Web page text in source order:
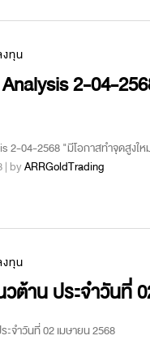
งทุน
2-04-
2-04-2568 "มีโอกาสทำจุดสูงให
| byARRGoldTrading
งทุน
ต้าน ประจำวันที่
ะจำวันที่ 02 เมษายน 2568